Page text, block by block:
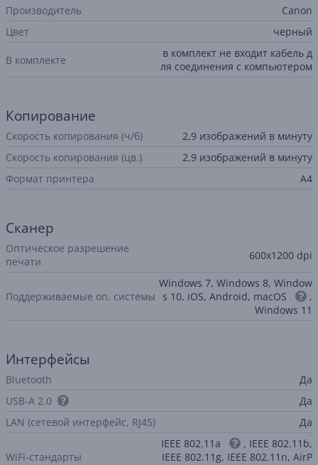
Производитель
Canon
Цвет
черный
В комплекте
в комплект не входит кабель д
ля соединения с компьютером
Копирование
Скорость копирования (ч/б)
2,9 изображений в минуту
Скорость копирования (цв.)
2,9 изображений в минуту
Формат принтера
A4
Сканер
Оптическое разрешение
печати
600x1200 dpi
Поддерживаемые оп. системы
Windows 7, Windows 8, Window
s 10, iOS, Android, macOS
,
Windows 11
Интерфейсы
Bluetooth
Да
USB-A 2.0
Да
LAN (сетевой интерфейс, RJ45)
Да
WiFi-стандарты
IEEE 802.11a
, IEEE 802.11b,
IEEE 802.11g, IEEE 802.11n, AirP